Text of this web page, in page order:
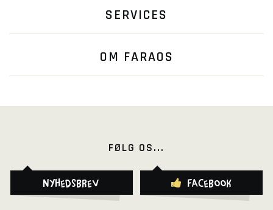
SERVICES
OM FARAOS
FØLG OS...
Nyhedsbrev Facebook